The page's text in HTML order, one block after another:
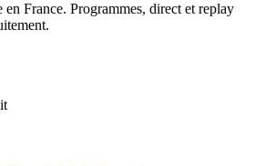
France. Programmes, direct et replay